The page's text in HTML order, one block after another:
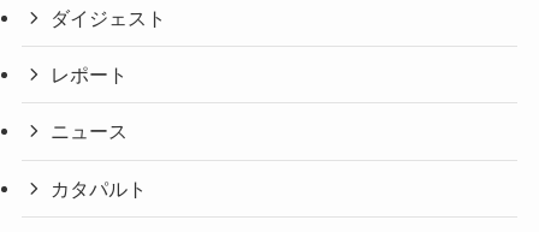
ダイジェスト
レポート
ニュース
カタパルト